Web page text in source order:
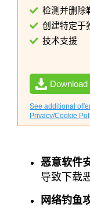
检测并删除
创建特定于
技术支援
See additional
Privacy/Cookie
恶意软件
导致下载
网络钓鱼